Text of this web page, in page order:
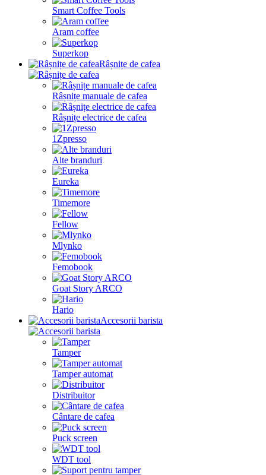
Smart Coffee Tools
Aram coffee
Superkop
Râșnițe de cafea
Râșnițe manuale de cafea
Râșnițe electrice de cafea
1Zpresso
Alte branduri
Eureka
Timemore
Fellow
Mlynko
Femobook
Goat Story ARCO
Hario
Accesorii barista
Tamper
Tamper automat
Distribuitor
Cântare de cafea
Puck screen
WDT tool